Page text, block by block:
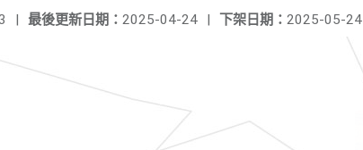
下架日期： 2025-05-24
最後更新日期： 2025-04-24 |
|